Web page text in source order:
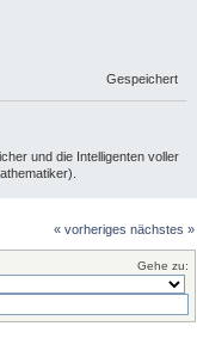
Gespeichert
und die Intelligenten voller
« vorheriges nächstes »
Gehe zu: